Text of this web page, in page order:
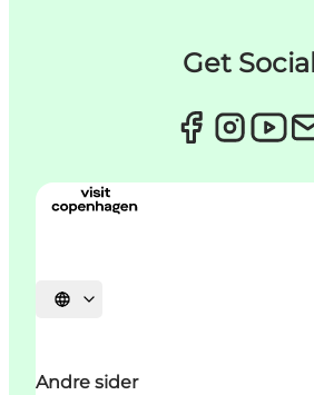
Get Social
Vælg sprog
Andre sider